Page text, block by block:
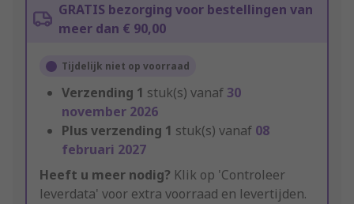
GRATIS bezorging voor bestellingen van
meer dan € 90,00
Tijdelijk niet op voorraad
Verzending 1 stuk(s) vanaf30
november 2026
Plus verzending 1 stuk(s) vanaf 08
februari 2027
Heeft u meer nodig? Klik op 'Controleer
leverdata' voor extra voorraad en levertijden.